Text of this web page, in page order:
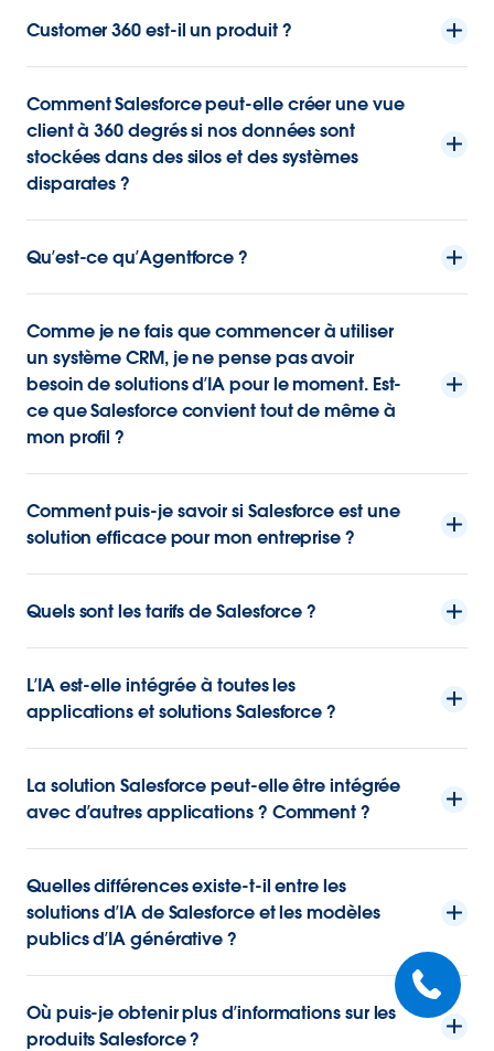
Customer 360 est-il un produit ?
Comment Salesforce peut-elle créer une vue
client à 360 degrés si nos données sont
stockées dans des silos et des systèmes
disparates ?
Qu’est-ce qu’Agentforce ?
Comme je ne fais que commencer à utiliser
un système CRM, je ne pense pas avoir
besoin de solutions d’IA pour le moment. Est-
ce que Salesforce convient tout de même à
mon profil ?
Comment puis-je savoir si Salesforce est une
solution efficace pour mon entreprise ?
Quels sont les tarifs de Salesforce ?
L’IA est-elle intégrée à toutes les
applications et solutions Salesforce ?
La solution Salesforce peut-elle être intégrée
avec d’autres applications ? Comment ?
Quelles différences existe-t-il entre les
solutions d’IA de Salesforce et les modèles
publics d’IA générative ?
Où puis-je obtenir plus d’informations sur les
produits Salesforce ?